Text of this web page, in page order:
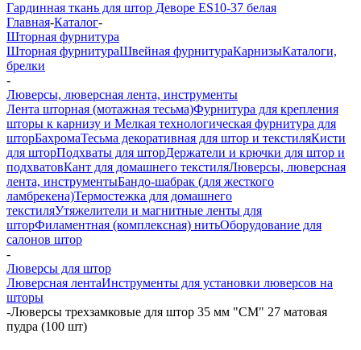
Гардинная ткань для штор Деворе ES10-37 белая
Главная-Каталог-
Шторная фурнитура
Шторная фурнитураШвейная фурнитураКарнизыКаталоги,
брелки
-
Люверсы, люверсная лента, инструменты
Лента шторная (мотажная тесьма)Фурнитура для крепления
шторы к карнизу и Мелкая технологическая фурнитура для
шторБахромаТесьма декоративная для штор и текстиляКисти
для шторПодхваты для шторДержатели и крючки для штор и
подхватовКант для домашнего текстиляЛюверсы, люверсная
лента, инструментыБандо-шабрак (для жесткого
ламбрекена)Термостежка для домашнего
текстиляУтяжелители и магнитные ленты для
шторФиламентная (комплексная) нитьОборудование для
салонов штор
-
Люверсы для штор
Люверсная лентаИнструменты для установки люверсов на
шторы
-Люверсы трехзамковые для штор 35 мм "СМ" 27 матовая
пудра (100 шт)